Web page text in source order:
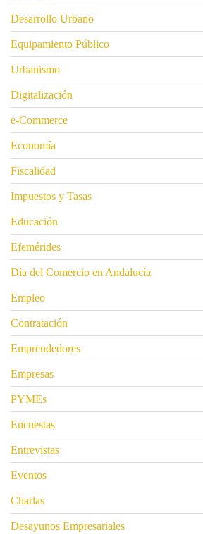
Desarrollo Urbano
Equipamiento Público
Urbanismo
Digitalización
e-Commerce
Economía
Fiscalidad
Impuestos y Tasas
Educación
Efemérides
Día del Comercio en Andalucía
Empleo
Contratación
Emprendedores
Empresas
PYMEs
Encuestas
Entrevistas
Eventos
Charlas
Desayunos Empresariales